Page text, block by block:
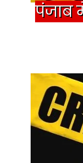
पंजाब